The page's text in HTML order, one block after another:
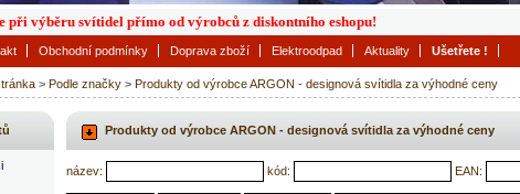
> Podle značky > Produkty od výrobce ARGON - designová svítidla za výhodné ceny
Produkty od výrobce ARGON - designová svítidla za výhodné ceny
název: kód: EAN:
Obchodní podmínky Doprava zboží Elektroodpad Aktuality Ušetřete !
při výběru svítidel přímo od výrobců z diskontního eshopu!